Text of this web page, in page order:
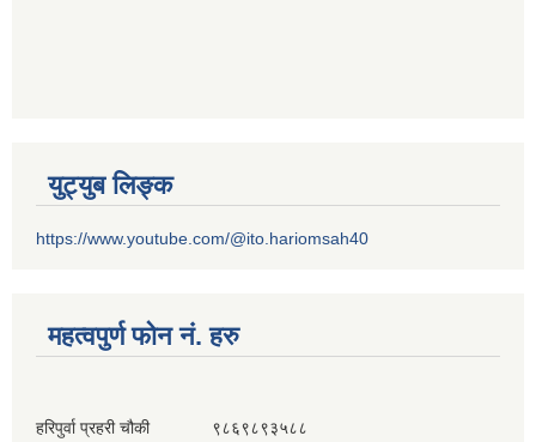
युट्युब लिङ्क
https://www.youtube.com/@ito.hariomsah40
महत्वपुर्ण फोन नं. हरु
हरिपुर्वा प्रहरी चौकी ९८६९८९३५८८